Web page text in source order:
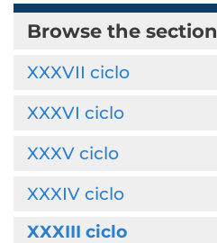
Browse the section
XXXVII ciclo
XXXVI ciclo
XXXV ciclo
XXXIV ciclo
XXXIII ciclo